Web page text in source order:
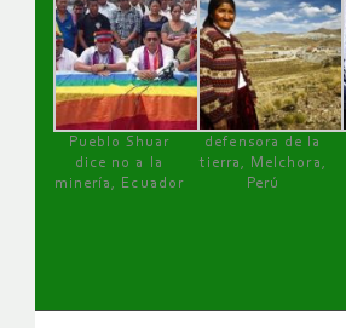
Pueblo Shuar
dice no a la
minería, Ecuador
defensora de la
tierra, Melchora,
Perú